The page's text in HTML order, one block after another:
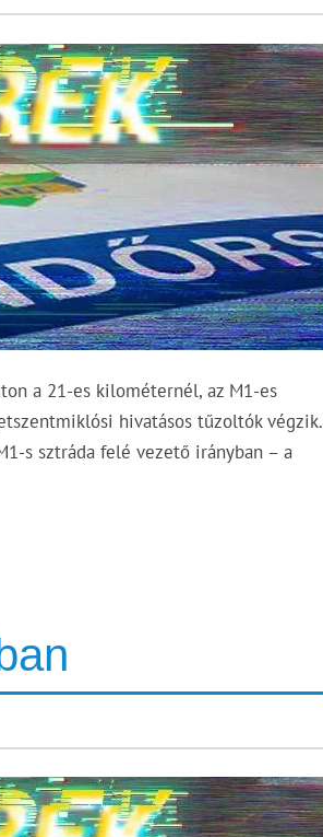
a 21-es kilométernél, az M1-es
hivatásos tűzoltók végzik.
s sztráda felé vezető irányban – a